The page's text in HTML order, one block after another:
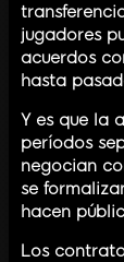
jugadores
acuerdos
hasta
Y es que la
períodos
negocian
se
hacen
Los